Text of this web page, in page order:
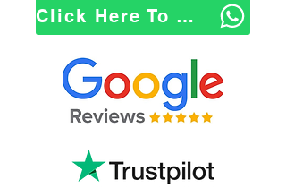
Click Here To WhatsApp Us